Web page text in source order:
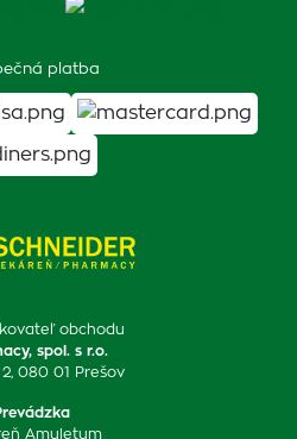
obchodu
spol. s r.o.
080 01 Prešov
Amuletum
platba